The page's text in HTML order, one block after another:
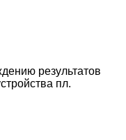
результатов
пл.